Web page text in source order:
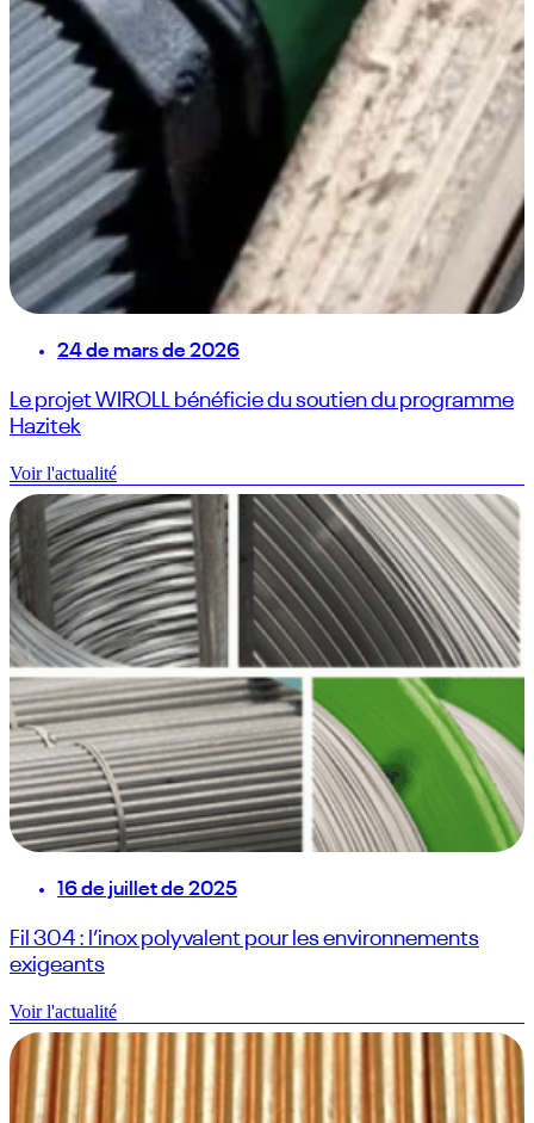
24 de mars de 2026
Le projet WIROLL bénéficie du soutien du programme
Hazitek
Voir l'actualité
16 de juillet de 2025
Fil 304 : l’inox polyvalent pour les environnements
exigeants
Voir l'actualité